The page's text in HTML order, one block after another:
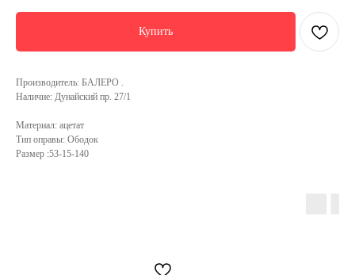
Купить
Производитель: БАЛЕРО .
Наличие: Дунайский пр. 27/1
Материал: ацетат
Тип оправы: Ободок
Размер :53-15-140